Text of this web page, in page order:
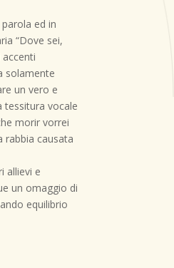
ed in
“Dove sei,
solamente
un vero e
tessitura vocale
morir vorrei
rabbia causata
allievi e
un omaggio di
equilibrio